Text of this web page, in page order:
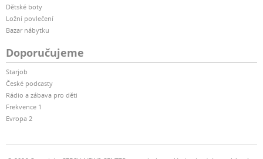
Dětské boty
Ložní povlečení
Bazar nábytku
Doporučujeme
Starjob
České podcasty
Rádio a zábava pro děti
Frekvence 1
Evropa 2